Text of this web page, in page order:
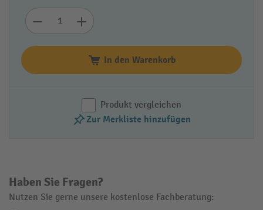
In den Warenkorb
Produkt vergleichen
Zur Merkliste hinzufügen
Haben Sie Fragen?
Nutzen Sie gerne unsere kostenlose Fachberatung: